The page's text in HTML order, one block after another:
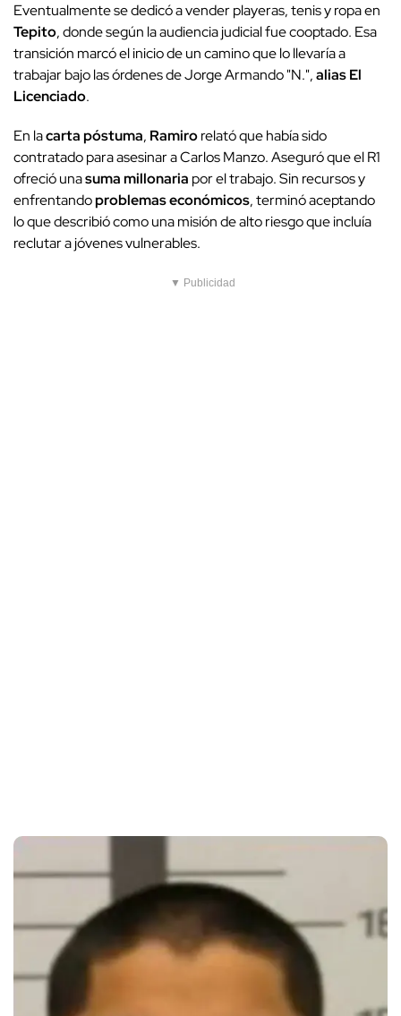
Eventualmente se dedicó a vender playeras, tenis y ropa en
Tepito, donde según la audiencia judicial fue cooptado. Esa
transición marcó el inicio de un camino que lo llevaría a
trabajar bajo las órdenes de Jorge Armando "N.",alias El
Licenciado.
En lacarta póstuma, Ramirorelató que había sido
contratado para asesinar a Carlos Manzo. Aseguró que el R1
ofreció unasuma millonaria por el trabajo. Sin recursos y
enfrentandoproblemas económicos, terminó aceptando
lo que describió como una misión de alto riesgo que incluía
reclutar a jóvenes vulnerables.
▼ Publicidad